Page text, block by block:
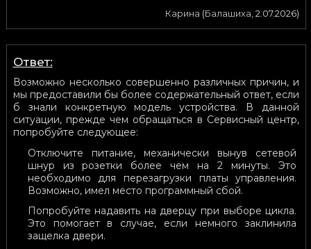
Карина (Балашиха ,2.07.2026)
Ответ:
Возможно несколько совершенно различных причин, и
мы предоставили бы более содержательный ответ, если
б знали конкретную модель устройства. В данной
ситуации, прежде чем обращаться в Сервисный центр,
попробуйте следующее:
Отключите питание, механически вынув сетевой
шнур из розетки более чем на 2 минуты. Это
необходимо для перезагрузки платы управления.
Возможно, имел место программный сбой.
Попробуйте надавить на дверцу при выборе цикла.
Это помогает в случае, если немного заклинила
защелка двери.